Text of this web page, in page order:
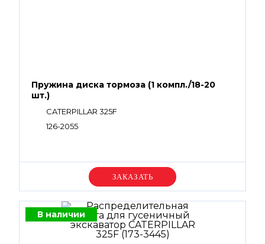
Пружина диска тормоза (1 компл./18-20
шт.)
CATERPILLAR 325F
126-2055
Уточняйте цену
В наличии